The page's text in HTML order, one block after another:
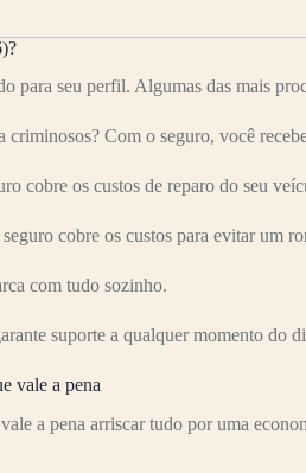
para seu perfil. Algumas das mais
Com o seguro, você
cobre os custos de reparo do seu
cobre os custos para evitar um
com tudo sozinho.
suporte a qualquer momento do
vale a pena
a pena arriscar tudo por uma